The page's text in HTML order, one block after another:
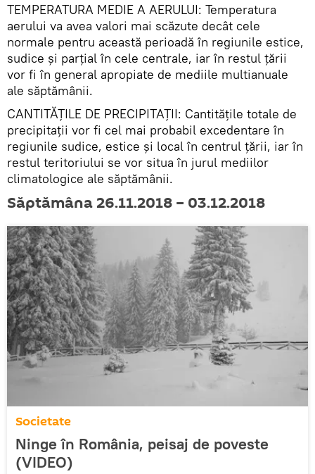
TEMPERATURA MEDIE A AERULUI: Temperatura
aerului va avea valori mai scăzute decât cele
normale pentru această perioadă în regiunile estice,
sudice și parțial în cele centrale, iar în restul țării
vor fi în general apropiate de mediile multianuale
ale săptămânii.
CANTITĂȚILE DE PRECIPITAȚII: Cantitățile totale de
precipitații vor fi cel mai probabil excedentare în
regiunile sudice, estice și local în centrul țării, iar în
restul teritoriului se vor situa în jurul mediilor
climatologice ale săptămânii.
Săptămâna 26.11.2018 – 03.12.2018
Societate
Ninge în România, peisaj de poveste
(VIDEO)